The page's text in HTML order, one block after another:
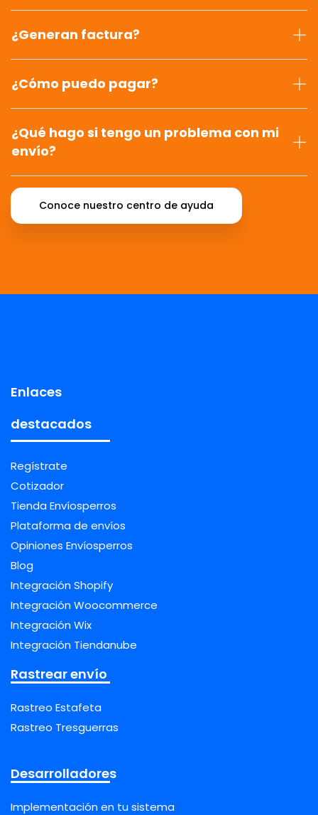
¿Generan factura?
¿Cómo puedo pagar?
¿Qué hago si tengo un problema con mi
envío?
Conoce nuestro centro de ayuda
Enlaces
destacados
Regístrate
Cotizador
Tienda Envíosperros
Plataforma de envíos
Opiniones Envíosperros
Blog
Integración Shopify
Integración Woocommerce
Integración Wix
Integración Tiendanube
Rastrear envío
Rastreo Estafeta
Rastreo Tresguerras
Desarrolladores
Implementación en tu sistema